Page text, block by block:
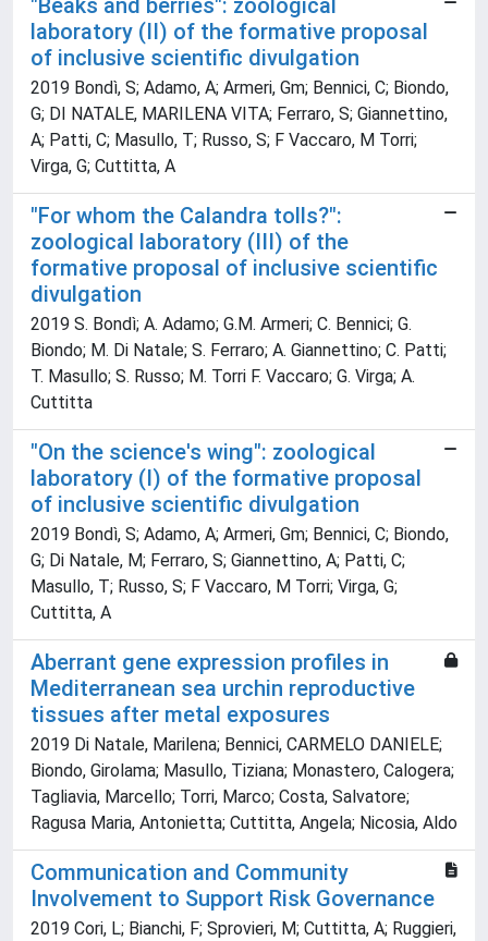
"Beaks and berries": zoological
laboratory (II) of the formative proposal
of inclusive scientific divulgation
2019 Bondì, S; Adamo, A; Armeri, Gm; Bennici, C; Biondo,
G; DI NATALE, MARILENA VITA; Ferraro, S; Giannettino,
A; Patti, C; Masullo, T; Russo, S; F Vaccaro, M Torri;
Virga, G; Cuttitta, A
"For whom the Calandra tolls?":
zoological laboratory (III) of the
formative proposal of inclusive scientific
divulgation
2019 S. Bondì; A. Adamo; G.M. Armeri; C. Bennici; G.
Biondo; M. Di Natale; S. Ferraro; A. Giannettino; C. Patti;
T. Masullo; S. Russo; M. Torri F. Vaccaro; G. Virga; A.
Cuttitta
"On the science's wing": zoological
laboratory (I) of the formative proposal
of inclusive scientific divulgation
2019 Bondì, S; Adamo, A; Armeri, Gm; Bennici, C; Biondo,
G; Di Natale, M; Ferraro, S; Giannettino, A; Patti, C;
Masullo, T; Russo, S; F Vaccaro, M Torri; Virga, G;
Cuttitta, A
Aberrant gene expression profiles in
Mediterranean sea urchin reproductive
tissues after metal exposures
2019 Di Natale, Marilena; Bennici, CARMELO DANIELE;
Biondo, Girolama; Masullo, Tiziana; Monastero, Calogera;
Tagliavia, Marcello; Torri, Marco; Costa, Salvatore;
Ragusa Maria, Antonietta; Cuttitta, Angela; Nicosia, Aldo
Communication and Community
Involvement to Support Risk Governance
2019 Cori, L; Bianchi, F; Sprovieri, M; Cuttitta, A; Ruggieri,